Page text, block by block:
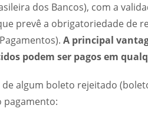
dos Bancos), com a
prevê a obrigatoriedade de
A principal
podem ser pagos em
de algum boleto rejeitado
pagamento: